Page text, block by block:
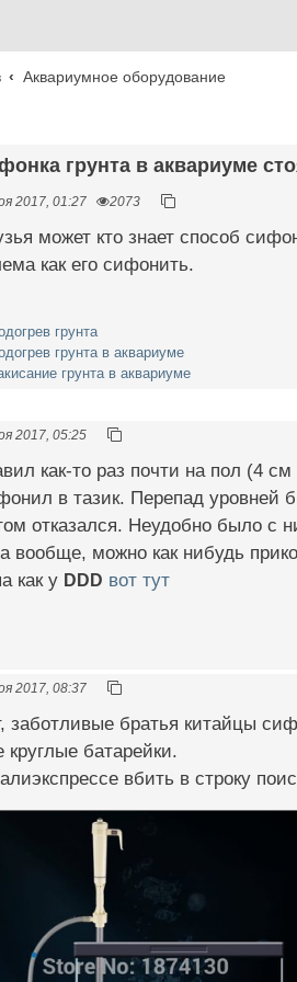
Аквариумное оборудование
грунта в аквариуме
2017, 01:27 2073
может кто знает способ
как его сифонить.
грунта
грунта в аквариуме
грунта в аквариуме
2017, 05:25
как-то раз почти на пол (4
в тазик. Перепад уровней
отказался. Неудобно было с
вообще, можно как нибудь
как у DDD вот тут
2017, 08:37
заботливые братья китайцы
круглые батарейки.
вбить в строку